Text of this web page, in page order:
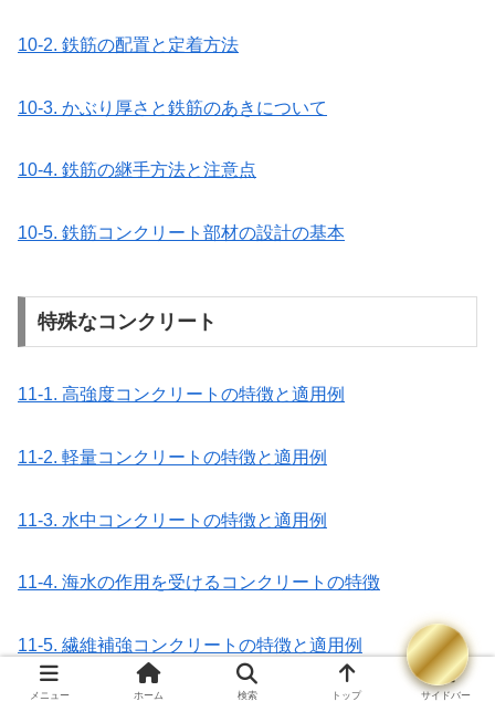
10-2. 鉄筋の配置と定着方法
10-3. かぶり厚さと鉄筋のあきについて
10-4. 鉄筋の継手方法と注意点
10-5. 鉄筋コンクリート部材の設計の基本
特殊なコンクリート
11-1. 高強度コンクリートの特徴と適用例
11-2. 軽量コンクリートの特徴と適用例
11-3. 水中コンクリートの特徴と適用例
11-4. 海水の作用を受けるコンクリートの特徴
11-5. 繊維補強コンクリートの特徴と適用例
メニュー ホーム 検索 トップ サイドバー